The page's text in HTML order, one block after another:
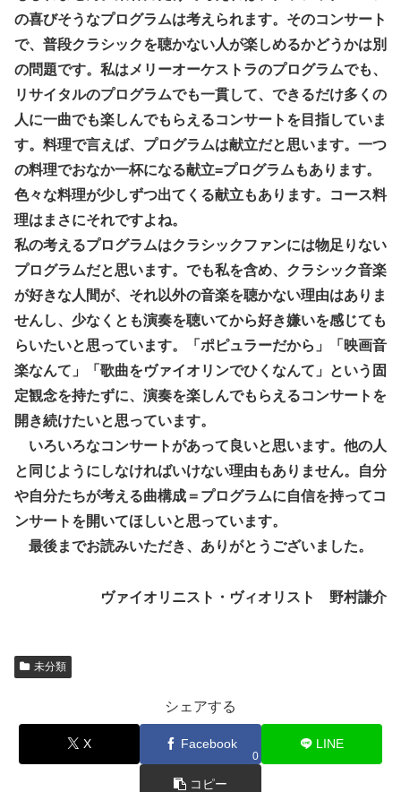
の喜びそうなプログラムは考えられます。そのコンサート
で、普段クラシックを聴かない人が楽しめるかどうかは別
の問題です。私はメリーオーケストラのプログラムでも、
リサイタルのプログラムでも一貫して、できるだけ多くの
人に一曲でも楽しんでもらえるコンサートを目指していま
す。料理で言えば、プログラムは献立だと思います。一つ
の料理でおなか一杯になる献立=プログラムもあります。
色々な料理が少しずつ出てくる献立もあります。コース料
理はまさにそれですよね。
私の考えるプログラムはクラシックファンには物足りない
プログラムだと思います。でも私を含め、クラシック音楽
が好きな人間が、それ以外の音楽を聴かない理由はありま
せんし、少なくとも演奏を聴いてから好き嫌いを感じても
らいたいと思っています。「ポピュラーだから」「映画音
楽なんて」「歌曲をヴァイオリンでひくなんて」という固
定観念を持たずに、演奏を楽しんでもらえるコンサートを
開き続けたいと思っています。
いろいろなコンサートがあって良いと思います。他の人
と同じようにしなければいけない理由もありません。自分
や自分たちが考える曲構成＝プログラムに自信を持ってコ
ンサートを開いてほしいと思っています。
最後までお読みいただき、ありがとうございました。
ヴァイオリニスト・ヴィオリスト 野村謙介
未分類
シェアする
X Facebook
0
LINE
コピー